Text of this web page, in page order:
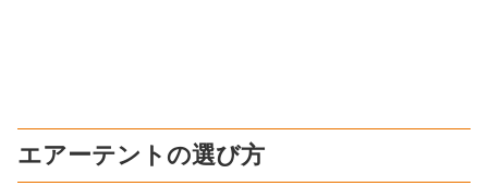
エアーテントの選び方